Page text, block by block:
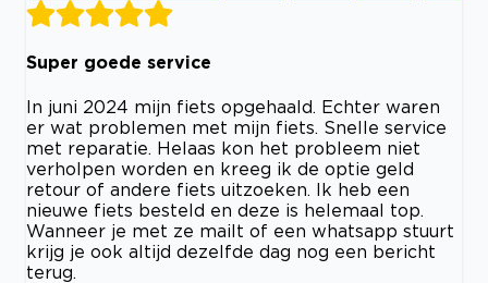
Super goede service
In juni 2024 mijn fiets opgehaald. Echter waren
er wat problemen met mijn fiets. Snelle service
met reparatie. Helaas kon het probleem niet
verholpen worden en kreeg ik de optie geld
retour of andere fiets uitzoeken. Ik heb een
nieuwe fiets besteld en deze is helemaal top.
Wanneer je met ze mailt of een whatsapp stuurt
krijg je ook altijd dezelfde dag nog een bericht
terug.